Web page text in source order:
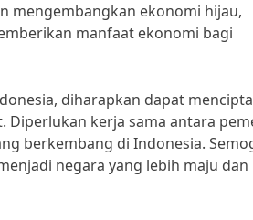
mengembangkan ekonomi hijau,
manfaat ekonomi bagi
diharapkan dapat
Diperlukan kerja sama antara
berkembang di Indonesia.
negara yang lebih maju dan